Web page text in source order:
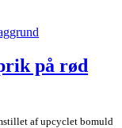
på rød
af upcyclet bomuld